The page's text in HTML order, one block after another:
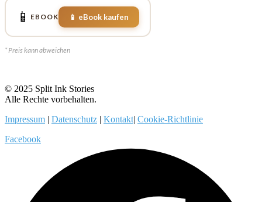
📱 EBOOK 📱 eBook kaufen
* Preis kann abweichen
© 2025 Split Ink Stories
Alle Rechte vorbehalten.
Impressum | Datenschutz | Kontakt| Cookie-Richtlinie
Facebook